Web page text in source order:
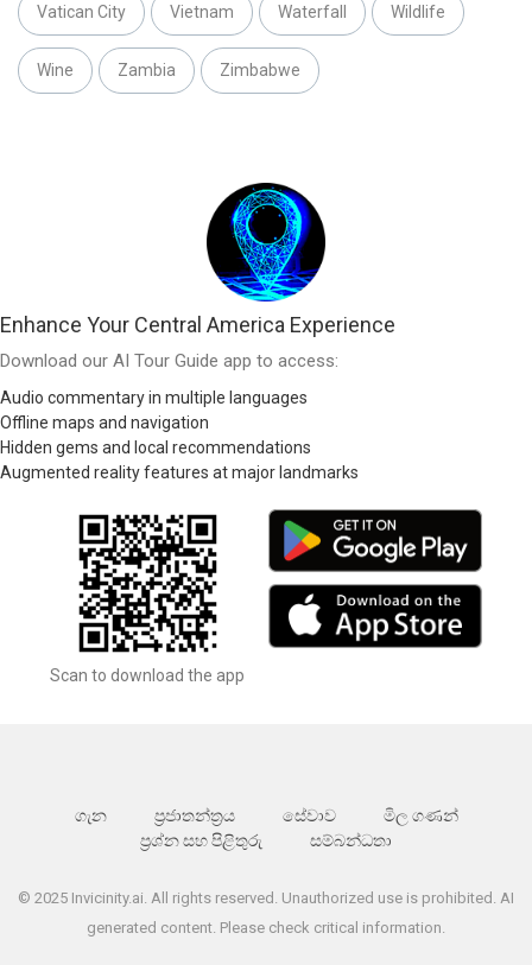
Vatican City Vietnam Waterfall Wildlife
Wine Zambia Zimbabwe
Enhance Your Central America Experience
Download our AI Tour Guide app to access:
Audio commentary in multiple languages
Offline maps and navigation
Hidden gems and local recommendations
Augmented reality features at major landmarks
Scan to download the app
ගැන ප්‍රජාතන්ත්‍රය සේවාව
මිල ගණන්
ප්‍රශ්න සහ පිළිතුරු
සම්බන්ධතා
© 2025 Invicinity.ai. All rights reserved. Unauthorized use is prohibited. AI
generated content. Please check critical information.